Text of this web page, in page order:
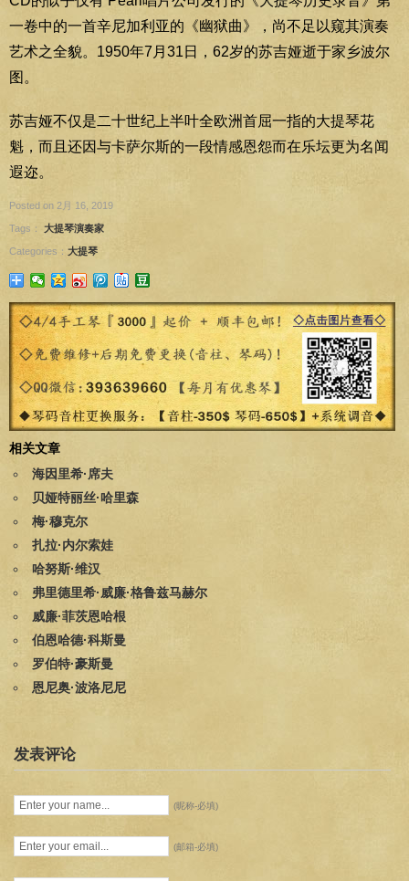
一卷中的一首辛尼加利亚的《幽狱曲》，尚不足以窥其演奏
艺术之全貌。1950年7月31日，62岁的苏吉娅逝于家乡波尔
图。
苏吉娅不仅是二十世纪上半叶全欧洲首屈一指的大提琴花
魁，而且还因与卡萨尔斯的一段情感恩怨而在乐坛更为名闻
遐迩。
Posted on 2月 16, 2019
Tags： 大提琴演奏家
Categories： 大提琴
相关文章
海因里希·席夫
贝娅特丽丝·哈里森
梅·穆克尔
扎拉·内尔索娃
哈努斯·维汉
弗里德里希·威廉·格鲁兹马赫尔
威廉·菲茨恩哈根
伯恩哈德·科斯曼
罗伯特·豪斯曼
恩尼奥·波洛尼尼
发表评论
(昵称-必填)
(邮箱-必填)